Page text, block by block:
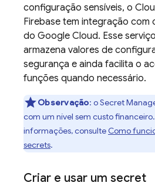
configuração sensíveis, o
Firebase tem integração com
do Google Cloud. Esse
armazena valores de
segurança e ainda facilita o
funções quando necessário.
Observação: oSecret
com um nível sem custo
informações, consulte Como
secrets.
Criar e usar um secret